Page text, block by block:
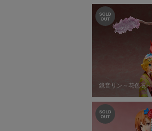
鏡音リン～花色衣～